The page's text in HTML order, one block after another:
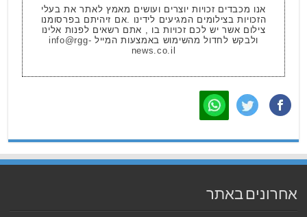
אנו מכבדים זכויות יוצרים ועושים מאמץ לאתר את בעלי
הזכויות בצילומים המגיעים לידינו .אם זיהיתם בפרסומנו
צילום אשר יש לכם זכויות בו , אתם רשאים לפנות אלינו
ולבקש לחדול מהשימוש באמצעות המייל info@rgg-
news.co.il
אחרונים באתר